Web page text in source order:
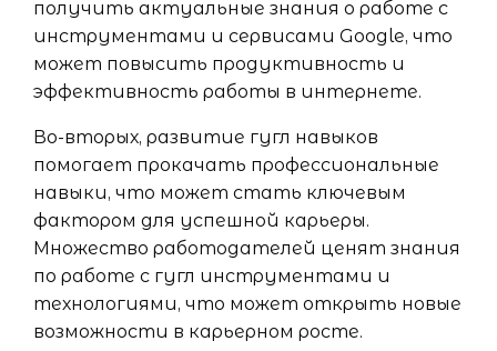
получить актуальные знания о работе с
инструментами и сервисами Google, что
может повысить продуктивность и
эффективность работы в интернете.
Во-вторых, развитие гугл навыков
помогает прокачать профессиональные
навыки, что может стать ключевым
фактором для успешной карьеры.
Множество работодателей ценят знания
по работе с гугл инструментами и
технологиями, что может открыть новые
возможности в карьерном росте.